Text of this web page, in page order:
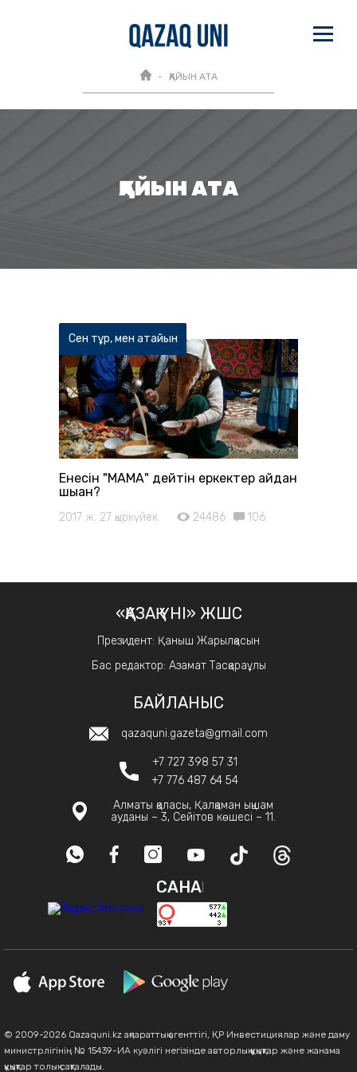
ҚАЙЫН АТА
ҚАЙЫН АТА
Сен тұр, мен атайын
Енесін "МАМА" дейтін еркектер қайдан
шыққан?
2017 ж. 27 қыркүйек 24486 106
«ҚАЗАҚ ҮНІ» ЖШС
Президент: Қаныш Жарылқасын
Бас редактор: Азамат Тасқараұлы
БАЙЛАНЫС
qazaquni.gazeta@gmail.com
+7 727 398 57 31
+7 776 487 64 54
Алматы қаласы, Қалқаман ықшам
ауданы – 3, Сейітов көшесі – 11.
САНАҚ
© 2009-2026 Qazaquni.kz ақпараттық агенттігі, ҚР Инвестициялар және даму
министрлігінің № 15439-ИА куәлігі негізінде авторлық құқықтар және жанама
құқықтар толық сақталады.